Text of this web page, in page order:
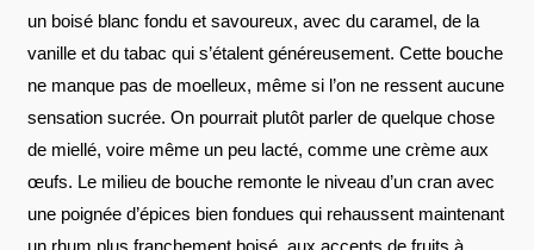
un boisé blanc fondu et savoureux, avec du caramel, de la
vanille et du tabac qui s’étalent généreusement. Cette bouche
ne manque pas de moelleux, même si l’on ne ressent aucune
sensation sucrée. On pourrait plutôt parler de quelque chose
de miellé, voire même un peu lacté, comme une crème aux
œufs. Le milieu de bouche remonte le niveau d’un cran avec
une poignée d’épices bien fondues qui rehaussent maintenant
un rhum plus franchement boisé, aux accents de fruits à